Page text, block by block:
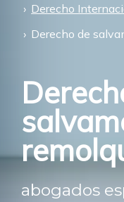
Derecho
Derecho de
abogados